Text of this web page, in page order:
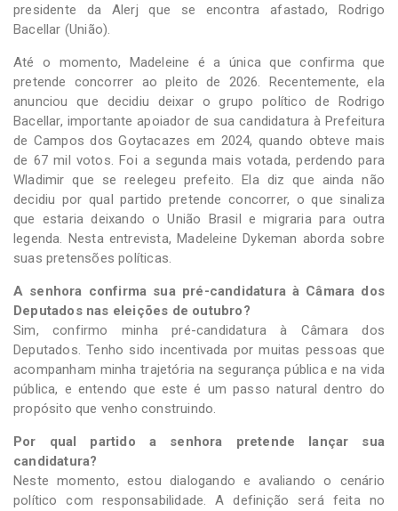
presidente da Alerj que se encontra afastado, Rodrigo
Bacellar (União).
Até o momento, Madeleine é a única que confirma que
pretende concorrer ao pleito de 2026. Recentemente, ela
anunciou que decidiu deixar o grupo político de Rodrigo
Bacellar, importante apoiador de sua candidatura à Prefeitura
de Campos dos Goytacazes em 2024, quando obteve mais
de 67 mil votos. Foi a segunda mais votada, perdendo para
Wladimir que se reelegeu prefeito. Ela diz que ainda não
decidiu por qual partido pretende concorrer, o que sinaliza
que estaria deixando o União Brasil e migraria para outra
legenda. Nesta entrevista, Madeleine Dykeman aborda sobre
suas pretensões políticas.
A senhora confirma sua pré-candidatura à Câmara dos
Deputados nas eleições de outubro?
Sim, confirmo minha pré-candidatura à Câmara dos
Deputados. Tenho sido incentivada por muitas pessoas que
acompanham minha trajetória na segurança pública e na vida
pública, e entendo que este é um passo natural dentro do
propósito que venho construindo.
Por qual partido a senhora pretende lançar sua
candidatura?
Neste momento, estou dialogando e avaliando o cenário
político com responsabilidade. A definição será feita no